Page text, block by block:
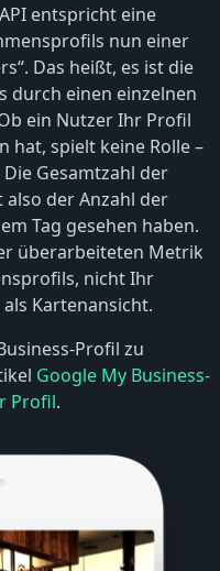
entspricht eine
nun einer
Das heißt, es ist die
durch einen einzelnen
ein Nutzer Ihr Profil
hat, spielt keine Rolle –
Gesamtzahl der
der Anzahl der
Tag gesehen haben.
überarbeiteten Metrik
nicht Ihr
Kartenansicht.
Profil zu
Google My Business-
Profil.